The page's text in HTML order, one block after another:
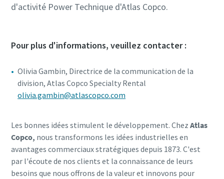
d'activité Power Technique d'Atlas Copco.
Pour plus d'informations, veuillez contacter :
Olivia Gambin, Directrice de la communication de la
division, Atlas Copco Specialty Rental
olivia.gambin@atlascopco.com
Les bonnes idées stimulent le développement. Chez Atlas
Copco, nous transformons les idées industrielles en
avantages commerciaux stratégiques depuis 1873. C'est
par l'écoute de nos clients et la connaissance de leurs
besoins que nous offrons de la valeur et innovons pour